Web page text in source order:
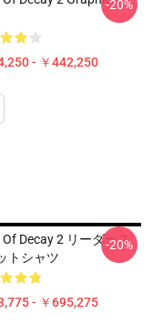
- ￥442,250
-20%
Decay 2 リーダース
トシャツ
- ￥695,275
-20%